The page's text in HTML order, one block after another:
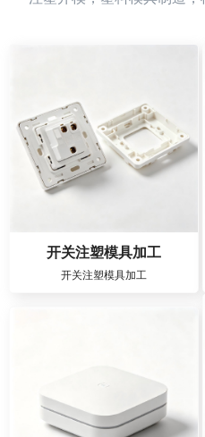
开关注塑模具加工
开关注塑模具加工